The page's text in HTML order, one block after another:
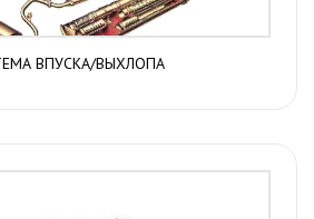
ВПУСКА/ВЫХЛОПА